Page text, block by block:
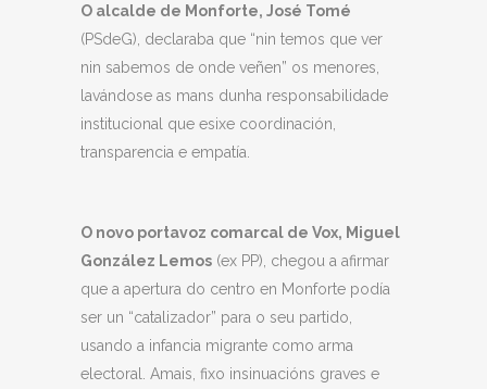
O alcalde de Monforte, José Tomé
(PSdeG), declaraba que “nin temos que ver
nin sabemos de onde veñen” os menores,
lavándose as mans dunha responsabilidade
institucional que esixe coordinación,
transparencia e empatía.
O novo portavoz comarcal de Vox, Miguel
González Lemos (ex PP), chegou a afirmar
que a apertura do centro en Monforte podía
ser un “catalizador” para o seu partido,
usando a infancia migrante como arma
electoral. Amais, fixo insinuacións graves e